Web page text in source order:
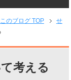
のブログ TOP
せ
考える